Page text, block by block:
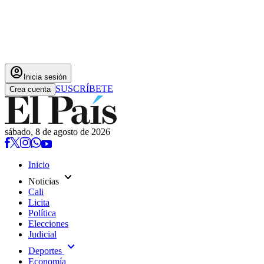
account_circle Inicia sesión
Crea cuenta SUSCRÍBETE
sábado, 8 de agosto de 2026
Inicio
Noticias expand_more
Cali
Licita
Política
Elecciones
Judicial
Deportes expand_more
Economía